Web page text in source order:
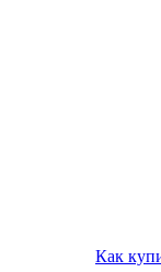
Как